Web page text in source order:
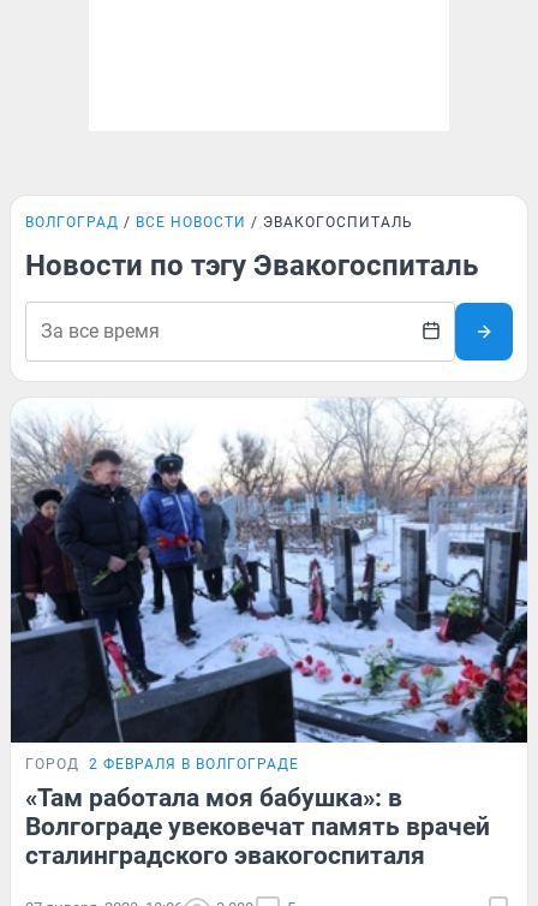
ВОЛГОГРАД ВСЕ НОВОСТИ ЭВАКОГОСПИТАЛЬ
Новости по тэгу Эвакогоспиталь
ГОРОД 2 ФЕВРАЛЯ В ВОЛГОГРАДЕ
«Там работала моя бабушка»: в
Волгограде увековечат память врачей
сталинградского эвакогоспиталя